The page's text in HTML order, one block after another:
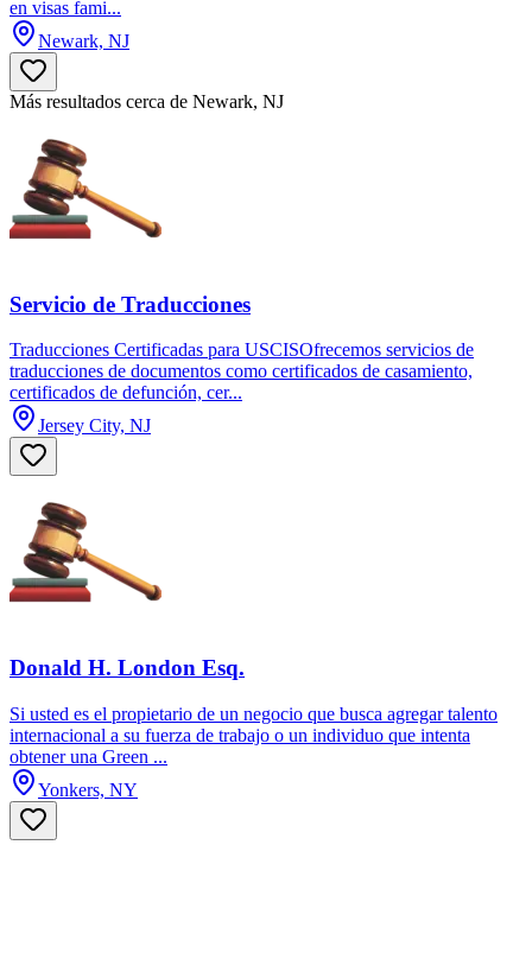
en visas fami...
Newark, NJ
Más resultados cerca de Newark, NJ
Servicio de Traducciones
Traducciones Certificadas para USCISOfrecemos servicios de
traducciones de documentos como certificados de casamiento,
certificados de defunción, cer...
Jersey City, NJ
Donald H. London Esq.
Si usted es el propietario de un negocio que busca agregar talento
internacional a su fuerza de trabajo o un individuo que intenta
obtener una Green ...
Yonkers, NY